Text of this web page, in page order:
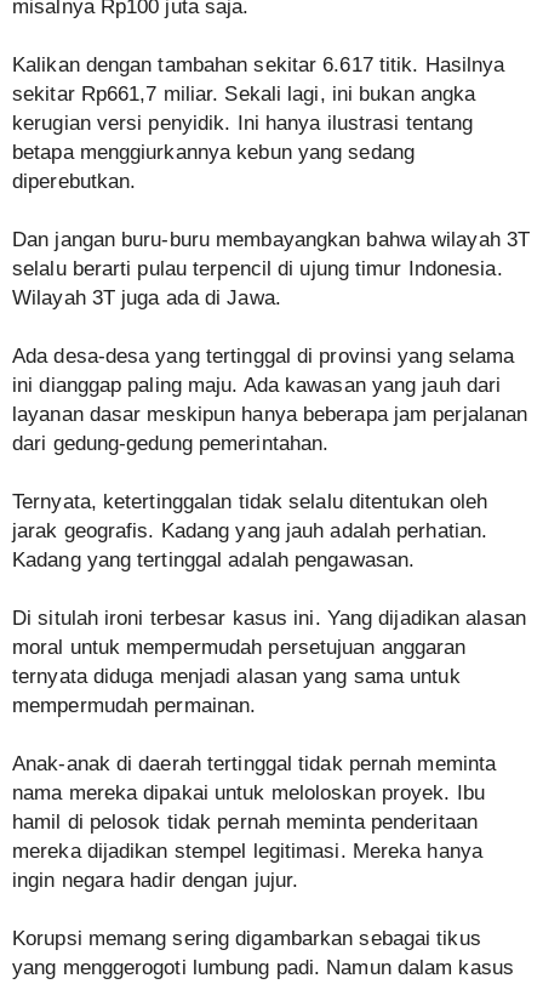
misalnya Rp100 juta saja.
Kalikan dengan tambahan sekitar 6.617 titik. Hasilnya
sekitar Rp661,7 miliar. Sekali lagi, ini bukan angka
kerugian versi penyidik. Ini hanya ilustrasi tentang
betapa menggiurkannya kebun yang sedang
diperebutkan.
Dan jangan buru-buru membayangkan bahwa wilayah 3T
selalu berarti pulau terpencil di ujung timur Indonesia.
Wilayah 3T juga ada di Jawa.
Ada desa-desa yang tertinggal di provinsi yang selama
ini dianggap paling maju. Ada kawasan yang jauh dari
layanan dasar meskipun hanya beberapa jam perjalanan
dari gedung-gedung pemerintahan.
Ternyata, ketertinggalan tidak selalu ditentukan oleh
jarak geografis. Kadang yang jauh adalah perhatian.
Kadang yang tertinggal adalah pengawasan.
Di situlah ironi terbesar kasus ini. Yang dijadikan alasan
moral untuk mempermudah persetujuan anggaran
ternyata diduga menjadi alasan yang sama untuk
mempermudah permainan.
Anak-anak di daerah tertinggal tidak pernah meminta
nama mereka dipakai untuk meloloskan proyek. Ibu
hamil di pelosok tidak pernah meminta penderitaan
mereka dijadikan stempel legitimasi. Mereka hanya
ingin negara hadir dengan jujur.
Korupsi memang sering digambarkan sebagai tikus
yang menggerogoti lumbung padi. Namun dalam kasus